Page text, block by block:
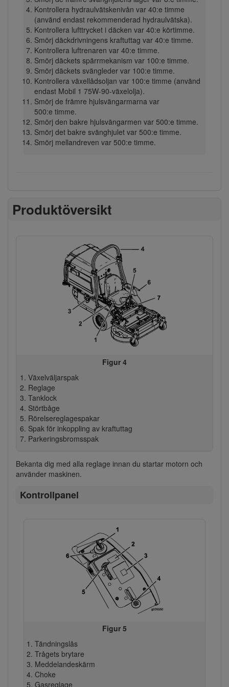
Kontrollera hydraulvätskenivån var 40:e timme
(använd endast rekommenderad hydraulvätska).
Kontrollera lufttrycket i däcken var 40:e körtimme.
Smörj däckdrivningens kraftuttag var 40:e timme.
Kontrollera luftrenaren var 40:e timme.
Smörj däckets spärrmekanism var 100:e timme.
Smörj däckets svängleder var 100:e timme.
Kontrollera växellådsoljan var 100:e timme (använd
endast Mobil 1 75W-90-växelolja).
Smörj de främre hjulsvängarmarna var
500:e timme.
Smörj den bakre hjulsvängarmen var 500:e timme.
Smörj det bakre svänghjulet var 500:e timme.
Smörj mellandreven var 500:e timme.
Produktöversikt
Figur 4
Växelväljarspak
Reglage
Tanklock
Störtbåge
Rörelsereglagespakar
Spak för inkoppling av kraftuttag
Parkeringsbromsspak
Bekanta dig med alla reglage innan du startar motorn och
använder maskinen.
Kontrollpanel
Figur 5
Tändningslås
Trågets brytare
Meddelandeskärm
Choke
Gasreglage